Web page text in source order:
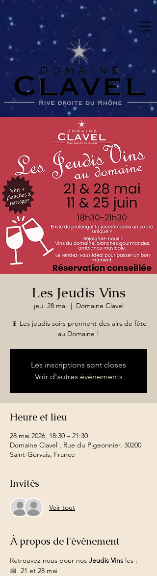
Les Jeudis Vins
jeu. 28 mai
  |
Domaine Clavel
🍷 Les jeudis soirs prennent des airs de fête
au Domaine !
Les inscriptions sont closes
Voir d'autres événements
Heure et lieu
28 mai 2026, 18:30 – 21:30
Domaine Clavel , Rue du Pigeonnier, 30200
Saint-Gervais, France
Invités
Voir tout
À propos de l'événement
Retrouvez-nous pour nos Jeudis Vins les :
📅  21 et 28 mai